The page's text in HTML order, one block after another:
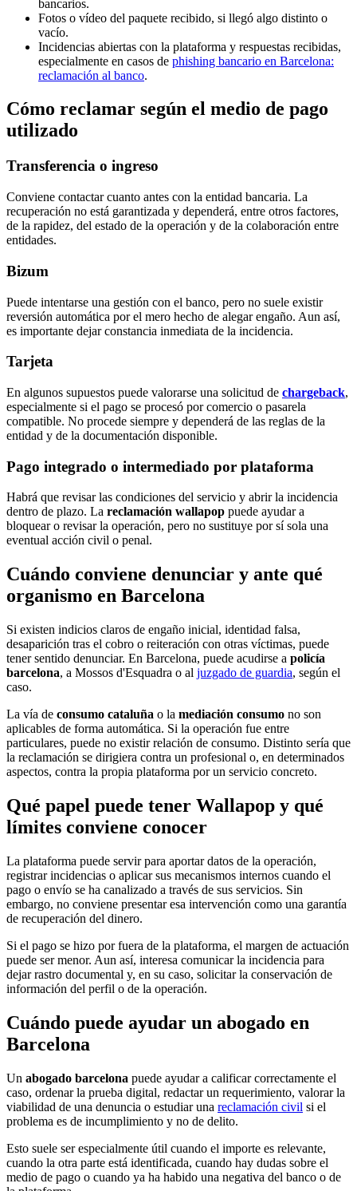
bancarios.
Fotos o vídeo del paquete recibido, si llegó algo distinto o
vacío.
Incidencias abiertas con la plataforma y respuestas recibidas,
especialmente en casos de phishing bancario en Barcelona:
reclamación al banco.
Cómo reclamar según el medio de pago
utilizado
Transferencia o ingreso
Conviene contactar cuanto antes con la entidad bancaria. La
recuperación no está garantizada y dependerá, entre otros factores,
de la rapidez, del estado de la operación y de la colaboración entre
entidades.
Bizum
Puede intentarse una gestión con el banco, pero no suele existir
reversión automática por el mero hecho de alegar engaño. Aun así,
es importante dejar constancia inmediata de la incidencia.
Tarjeta
En algunos supuestos puede valorarse una solicitud de chargeback,
especialmente si el pago se procesó por comercio o pasarela
compatible. No procede siempre y dependerá de las reglas de la
entidad y de la documentación disponible.
Pago integrado o intermediado por plataforma
Habrá que revisar las condiciones del servicio y abrir la incidencia
dentro de plazo. La reclamación wallapop puede ayudar a
bloquear o revisar la operación, pero no sustituye por sí sola una
eventual acción civil o penal.
Cuándo conviene denunciar y ante qué
organismo en Barcelona
Si existen indicios claros de engaño inicial, identidad falsa,
desaparición tras el cobro o reiteración con otras víctimas, puede
tener sentido denunciar. En Barcelona, puede acudirse a policía
barcelona, a Mossos d'Esquadra o al juzgado de guardia, según el
caso.
La vía de consumo cataluña o la mediación consumo no son
aplicables de forma automática. Si la operación fue entre
particulares, puede no existir relación de consumo. Distinto sería que
la reclamación se dirigiera contra un profesional o, en determinados
aspectos, contra la propia plataforma por un servicio concreto.
Qué papel puede tener Wallapop y qué
límites conviene conocer
La plataforma puede servir para aportar datos de la operación,
registrar incidencias o aplicar sus mecanismos internos cuando el
pago o envío se ha canalizado a través de sus servicios. Sin
embargo, no conviene presentar esa intervención como una garantía
de recuperación del dinero.
Si el pago se hizo por fuera de la plataforma, el margen de actuación
puede ser menor. Aun así, interesa comunicar la incidencia para
dejar rastro documental y, en su caso, solicitar la conservación de
información del perfil o de la operación.
Cuándo puede ayudar un abogado en
Barcelona
Un abogado barcelona puede ayudar a calificar correctamente el
caso, ordenar la prueba digital, redactar un requerimiento, valorar la
viabilidad de una denuncia o estudiar una reclamación civil si el
problema es de incumplimiento y no de delito.
Esto suele ser especialmente útil cuando el importe es relevante,
cuando la otra parte está identificada, cuando hay dudas sobre el
medio de pago o cuando ya ha habido una negativa del banco o de